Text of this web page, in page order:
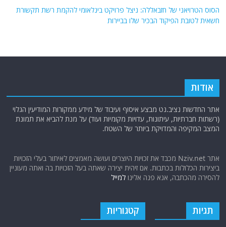
הסוס הטרויאני של חזבאללה: ניצל פרויקט בינלאומי להקמת רשת תקשורת
חשאית לטובת הפיקוד הבכיר שלו בביירות
אודות
אתר החדשות נציב.נט מבצע איסוף ועיבוד של מידע ממקורות המודיעין הגלוי
(רשתות חברתיות, עיתונות, עדויות מקומיות ועוד) על מנת להביא את תמונת
המצב המקיפה והמדויקת ביותר של השטח.
אתר Nziv.net מכבד את זכויות היוצרים ועושה מאמצים לאיתור בעלי הזכויות
ביצירות הכלולות בכתבות. אם זיהית יצירה שאתה בעל הזכויות בה ואתה מעוניין
להסירה מהכתבה, אנא פנה אלינולמייל
תגיות קטגוריות